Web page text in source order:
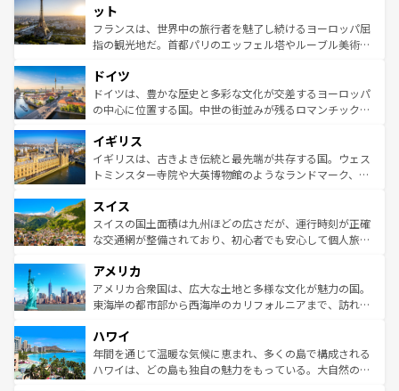
なお、新着のイタリア情報は
しい。
れる闘牛、そして美味しいタパスが生活の一部となってい
る。首都マドリードの洗練された雰囲気や、バルセロナの
アートに溢れた街角から、地方では古代ローマ遺跡や中世
せる。地方によって風土や気候が異なるスペインはその個
性で訪れる人を魅了する。 なお、新着のスペイン情報は コ
ンテンツ一覧を参照してほしい。
ット
フランスは、世界中の旅行者を魅了し続けるヨーロッパ屈
指の観光地だ。首都パリのエッフェル塔やルーブル美術館
で、幅広い魅力が詰まっている。華麗な宮殿、歴史的な大
聖堂、美しいビーチ、そして豊かな自然が、訪れる者を心
から魅了する。また、フランスは美食の国としても知ら
いる。シャンパンの発祥地であるランス、プロヴァンスの
香り高いラベンダー畑など、多彩な楽しみ方が可能だ。さ
らに、パリ以外の地域にも魅力が溢れており、どの街角に
れる地方に足を運ぶとそれぞれで全く異なる文化を体験で
きるだろう。 なお、新着のフランス情報はコンテンツ一覧
を参照してほしい。
ドイツ
ドイツは、豊かな歴史と多彩な文化が交差するヨーロッパ
の中心に位置する国。中世の街並みが残るロマンチック街
顔を持つこの国は、どこを歩いても飽きることがない。ベ
ルリンの文化的活気、バイエルン州のアルプスの絶景、そ
してライン川沿いのワイン畑といった風景は必見。ビール
は、お酒好きな人にはぜひ体験してほしい。 なお、新着の
ドイツ情報はコンテンツ一覧を参照してほしい。
イギリス
イギリスは、古きよき伝統と最先端が共存する国。ウェス
トミンスター寺院や大英博物館のようなランドマーク、歴
リアごとに異なる魅力がある。また、優雅なアフタヌーン
ティー、ビール好きにはたまらない英国パブ、サッカー観
戦など、本場だからこそできる体験も豊富。イギリスを旅
ンツ一覧を参照してほしい。
スイス
スイスの国土面積は九州ほどの広さだが、運行時刻が正確
な交通網が整備されており、初心者でも安心して個人旅行
の建物がそのまま残る町や、スイスならではのユニークな
博物館もあり、アルプス観光だけでなく町歩きも満喫する
ことができる。国民の所得が高いため物価も高いが、旅行
ば市内交通費無料で観光を楽しむこともできる。 なお、新
着のスイス情報はコンテンツ一覧 を参照してほしい。
アメリカ
アメリカ合衆国は、広大な土地と多様な文化が魅力の国。
東海岸の都市部から西海岸のカリフォルニアまで、訪れる
のような巨大都市は、観光、ショッピング、エンターテイ
ンメントが詰まった刺激的なスポットだ。一方、アメリカ
西部には大自然が広がり、グランドキャニオンやイエロー
ハワイ
年間を通じて温暖な気候に恵まれ、多くの島で構成される
ハワイは、どの島も独自の魅力をもっている。大自然の神